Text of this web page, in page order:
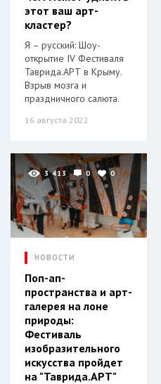
этот ваш арт-
кластер?
Я – русский: Шоу-
открытие IV Фестиваля
Таврида.АРТ в Крыму.
Взрыв мозга и
праздничного салюта.
16 августа 2022
3 413 0 0
НОВОСТИ
Поп-ап-
пространства и арт-
галерея на лоне
природы:
Фестиваль
изобразительного
искусства пройдет
на "Таврида.АРТ"